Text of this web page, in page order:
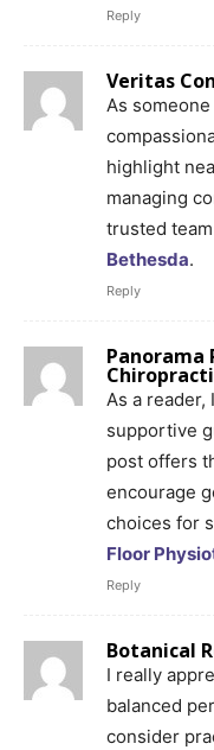
Reply
Veritas
As
highlight
managing
trusted team
Bethesda.
Reply
Panorama
As a reader,
supportive
post offers
encourage
choices for
Floor
Reply
Botanical
I really
balanced
consider